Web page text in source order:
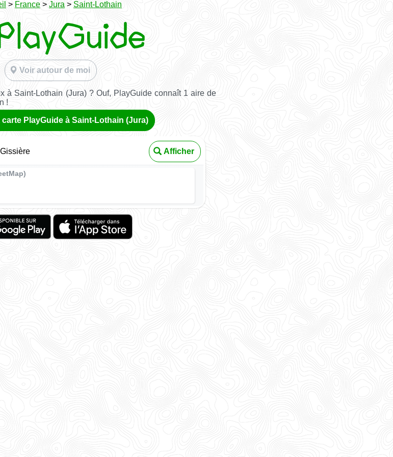
> France > Jura > Saint-Lothain
Voir autour de moi
à Saint-Lothain (Jura) ? Ouf, PlayGuide connaît 1 aire de
!
PlayGuide à Saint-Lothain (Jura)
Afficher